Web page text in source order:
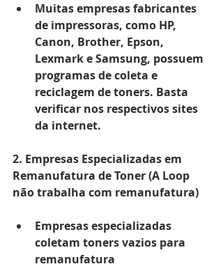
Muitas empresas fabricantes
de impressoras, como HP,
Canon, Brother, Epson,
Lexmark e Samsung, possuem
programas de coleta e
reciclagem de toners. Basta
verificar nos respectivos sites
da internet.
2. Empresas Especializadas em
Remanufatura de Toner (A Loop
não trabalha com remanufatura)
Empresas especializadas
coletam toners vazios para
remanufatura